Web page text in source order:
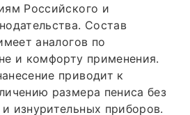
Российского и
Состав
аналогов по
и комфорту применения.
приводит к
размера пениса без
изнурительных приборов.